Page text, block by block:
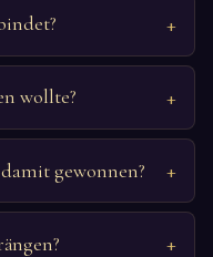
wollte?
gewonnen?